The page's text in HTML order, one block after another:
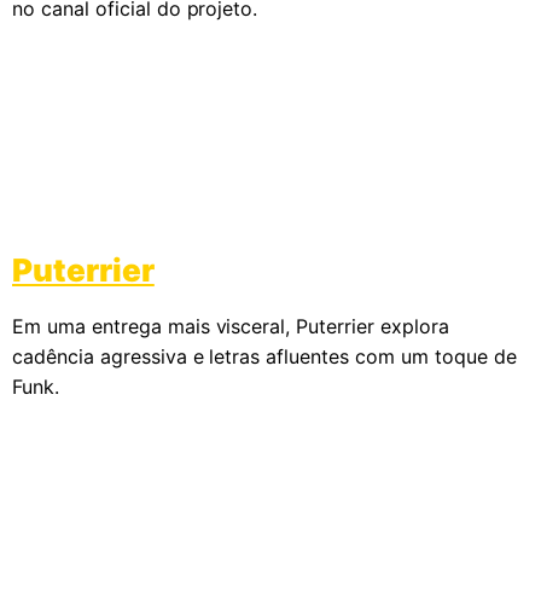
no canal oficial do projeto.
Puterrier
Em uma entrega mais visceral, Puterrier explora
cadência agressiva e letras afluentes com um toque de
Funk.